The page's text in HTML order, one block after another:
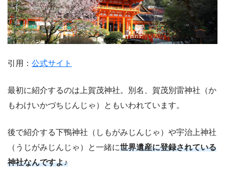
引用： 公式サイト
最初に紹介するのは上賀茂神社。別名、賀茂別雷神社（か
もわけいかづちじんじゃ）ともいわれています。
後で紹介する下鴨神社（しもがみじんじゃ）や宇治上神社
（うじがみじんじゃ）と一緒に世界遺産に登録されている
神社なんですよ♪